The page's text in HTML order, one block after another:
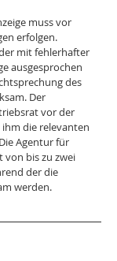
muss vor
erfolgen.
mit fehlerhafter
ausgesprochen
des
Der
vor der
die relevanten
Agentur für
von bis zu zwei
der die
werden.